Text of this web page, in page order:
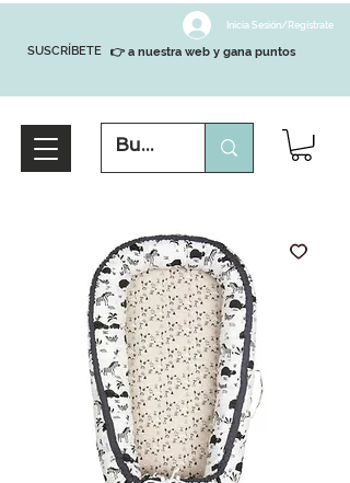
SUSCRÍBETE
Inicia Sesión/Regístrate
👉 a nuestra web y gana puntos